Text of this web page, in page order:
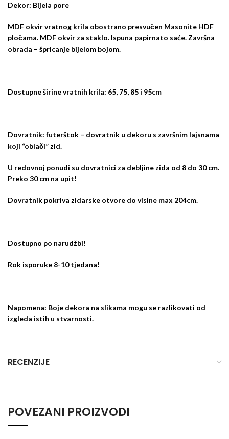
Dekor: Bijela pore
MDF okvir vratnog krila obostrano presvučen Masonite HDF
pločama. MDF okvir za staklo. Ispuna papirnato saće. Završna
obrada – špricanje bijelom bojom.
Dostupne širine vratnih krila: 65, 75, 85 i 95cm
Dovratnik: futerštok – dovratnik u dekoru s završnim lajsnama
koji “oblači” zid.
U redovnoj ponudi su dovratnici za debljine zida od 8 do 30 cm.
Preko 30 cm na upit!
Dovratnik pokriva zidarske otvore do visine max 204cm.
Dostupno po narudžbi!
Rok isporuke 8-10 tjedana!
Napomena: Boje dekora na slikama mogu se razlikovati od
izgleda istih u stvarnosti.
RECENZIJE
POVEZANI PROIZVODI